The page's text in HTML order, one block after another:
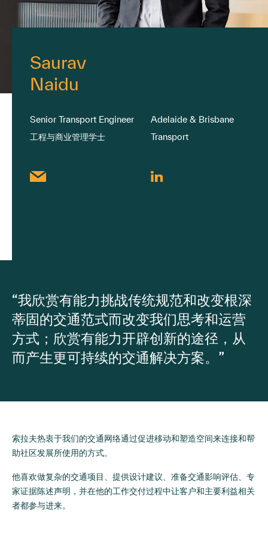
Saurav
Naidu
Senior Transport Engineer
工程与商业管理学士
Adelaide & Brisbane
Transport
“我欣赏有能力挑战传统规范和改变根深
蒂固的交通范式而改变我们思考和运营
方式；欣赏有能力开辟创新的途径，从
而产生更可持续的交通解决方案。”
索拉夫热衷于我们的交通网络通过促进移动和塑造空间来连接和帮
助社区发展所使用的方式。
他喜欢做复杂的交通项目、提供设计建议、准备交通影响评估、专
家证据陈述声明，并在他的工作交付过程中让客户和主要利益相关
者都参与进来。